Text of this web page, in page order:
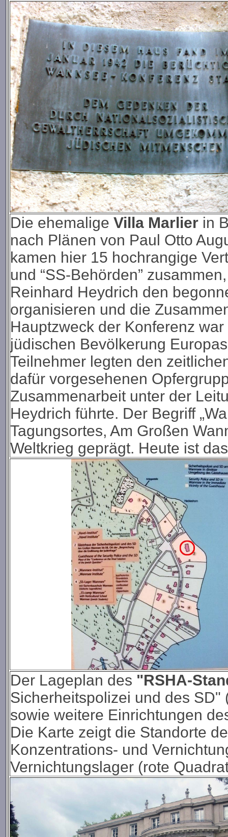
Die ehemalige Villa Marlier in
nach Plänen von Paul Otto
kamen hier 15 hochrangige
und “SS-Behörden”
Reinhard Heydrich den
organisieren und die
Hauptzweck der Konferenz
jüdischen Bevölkerung
Teilnehmer legten den
dafür vorgesehenen
Zusammenarbeit unter der
Heydrich führte. Der Begriff
Tagungsortes, Am Großen
Weltkrieg geprägt. Heute ist
Der Lageplan des "RSHA-
Sicherheitspolizei und des
sowie weitere Einrichtungen
Die Karte zeigt die Standorte
Konzentrations- und
Vernichtungslager (rote